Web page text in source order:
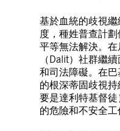
基於血統的歧視
度，種姓普查計
平等無法解決。在
（Dalit）社群繼
和司法障礙。在
的根深蒂固歧視
要是達利特基督
的危險和不安全工